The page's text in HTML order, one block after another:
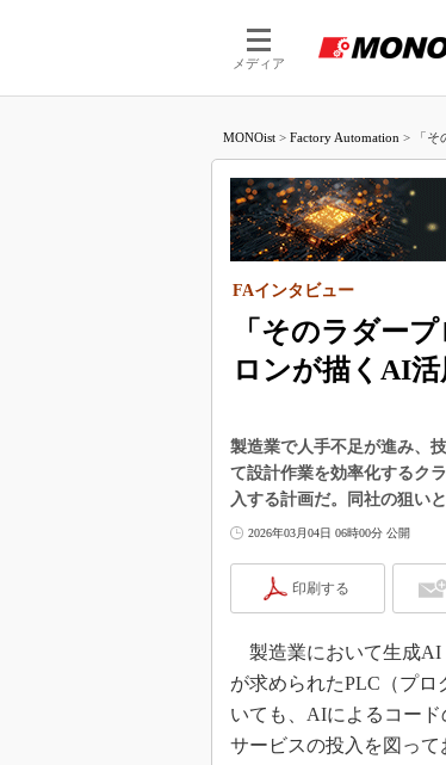
メディア
MONOist > Factory Automation > 「
「そのラダー
ロンが描くAI活
FAインタビュー
製造業で人手不足が進み、
て設計作業を効率化するク
入する計画だ。同社の狙い
2026年03月04日 06時00分 公開
印刷する
製造業において生成AI
が求められたPLC（プ
いても、AIによるコー
サービスの投入を図っ